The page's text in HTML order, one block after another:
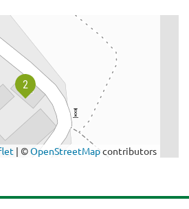
| ©OpenStreetMapcontributors